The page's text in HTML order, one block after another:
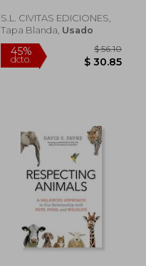
S.L. CIVITAS EDICIONES,
Tapa Blanda, Usado
45%
dcto.